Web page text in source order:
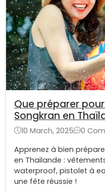
Que préparer
Songkran en
10 March, 2025
0
Apprenez à bien
en Thaïlande :
waterproof, pistolet à
une fête réussie !